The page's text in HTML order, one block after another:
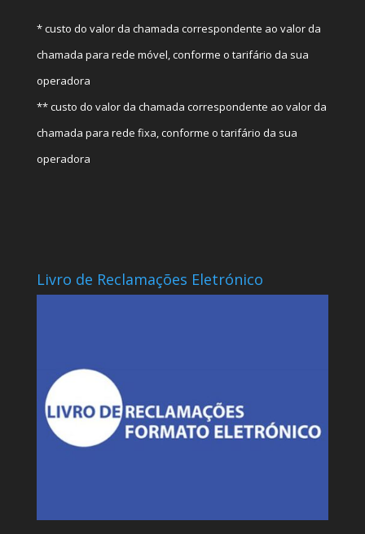
* custo do valor da chamada correspondente ao valor da
chamada para rede móvel, conforme o tarifário da sua
operadora
** custo do valor da chamada correspondente ao valor da
chamada para rede fixa, conforme o tarifário da sua
operadora
Livro de Reclamações Eletrónico